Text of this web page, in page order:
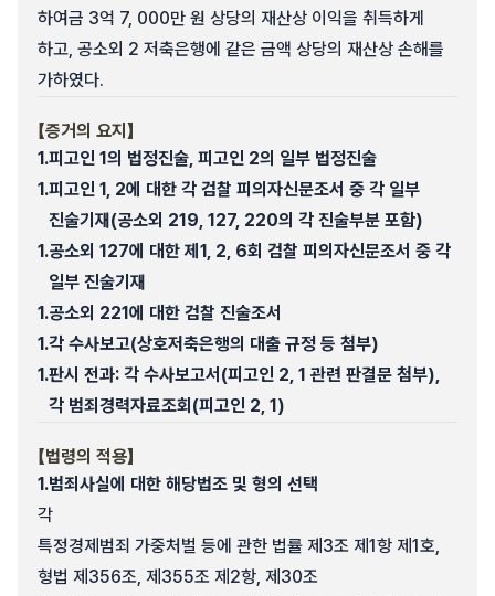
하여금 3억 7, 000만 원 상당의 재산상 이익을 취득하게
하고, 공소외 2 저축은행에 같은 금액 상당의 재산상 손해를
가하였다.
【증거의 요지】
1.피고인 1의 법정진술, 피고인 2의 일부 법정진술
1.피고인 1, 2에 대한 각 검찰 피의자신문조서 중 각 일부
진술기재(공소외 219, 127, 220의 각 진술부분 포함)
1.공소외 127에 대한 제1, 2, 6회 검찰 피의자신문조서 중 각
일부 진술기재
1.공소외 221에 대한 검찰 진술조서
1.각 수사보고(상호저축은행의 대출 규정 등 첨부)
1.판시 전과: 각 수사보고서(피고인 2, 1 관련 판결문 첨부),
각 범죄경력자료조회(피고인 2, 1)
【법령의 적용】
1.범죄사실에 대한 해당법조 및 형의 선택
각
특정경제범죄 가중처벌 등에 관한 법률 제3조 제1항 제1호,
형법 제356조, 제355조 제2항, 제30조